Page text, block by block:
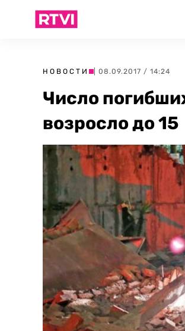
НОВОСТИ | 08.09.2017 / 14:24
Число
возросло до 15